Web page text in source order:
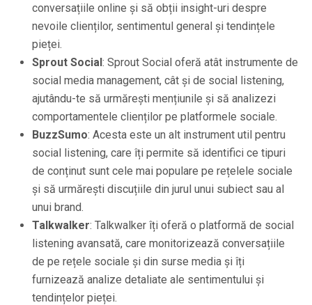
conversațiile online și să obții insight-uri despre
nevoile clienților, sentimentul general și tendințele
pieței.
Sprout Social: Sprout Social oferă atât instrumente de
social media management, cât și de social listening,
ajutându-te să urmărești mențiunile și să analizezi
comportamentele clienților pe platformele sociale.
BuzzSumo: Acesta este un alt instrument util pentru
social listening, care îți permite să identifici ce tipuri
de conținut sunt cele mai populare pe rețelele sociale
și să urmărești discuțiile din jurul unui subiect sau al
unui brand.
Talkwalker: Talkwalker îți oferă o platformă de social
listening avansată, care monitorizează conversațiile
de pe rețele sociale și din surse media și îți
furnizează analize detaliate ale sentimentului și
tendințelor pieței.